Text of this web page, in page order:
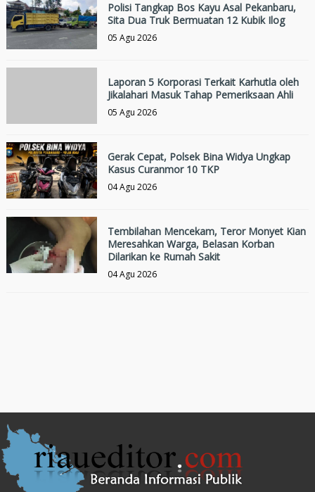
Polisi Tangkap Bos Kayu Asal Pekanbaru,
Sita Dua Truk Bermuatan 12 Kubik Ilog
05 Agu 2026
Laporan 5 Korporasi Terkait Karhutla oleh
Jikalahari Masuk Tahap Pemeriksaan Ahli
05 Agu 2026
Gerak Cepat, Polsek Bina Widya Ungkap
Kasus Curanmor 10 TKP
04 Agu 2026
Tembilahan Mencekam, Teror Monyet Kian
Meresahkan Warga, Belasan Korban
Dilarikan ke Rumah Sakit
04 Agu 2026